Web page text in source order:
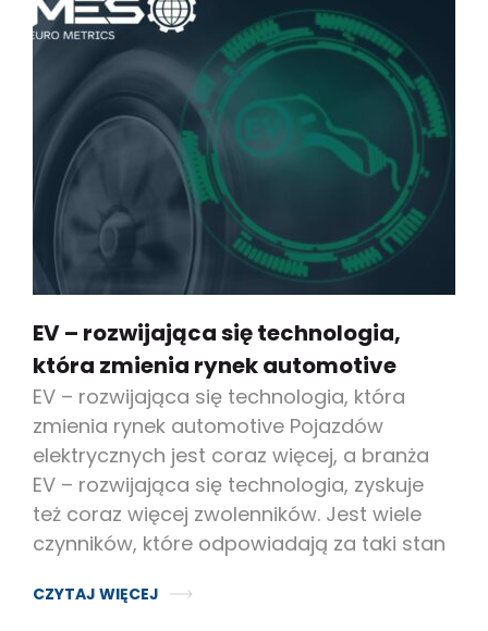
EV – rozwijająca się technologia,
która zmienia rynek automotive
EV – rozwijająca się technologia, która
zmienia rynek automotive Pojazdów
elektrycznych jest coraz więcej, a branża
EV – rozwijająca się technologia, zyskuje
też coraz więcej zwolenników. Jest wiele
czynników, które odpowiadają za taki stan
CZYTAJ WIĘCEJ